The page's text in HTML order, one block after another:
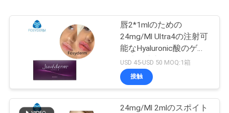
唇2*1mlのための
24mg/Ml Ultra4の注射可
能なHyaluronic酸のゲル
の皮膚注入口
USD 45-USD 50 MOQ:1箱
接触
24mg/Ml 2mlのスポイト